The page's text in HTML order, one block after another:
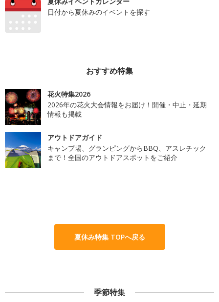
日付から夏休みのイベントを探す
おすすめ特集
花火特集2026
2026年の花火大会情報をお届け！開催・中止・延期
情報も掲載
アウトドアガイド
キャンプ場、グランピングからBBQ、アスレチック
まで！全国のアウトドアスポットをご紹介
夏休み特集 TOPへ戻る
季節特集